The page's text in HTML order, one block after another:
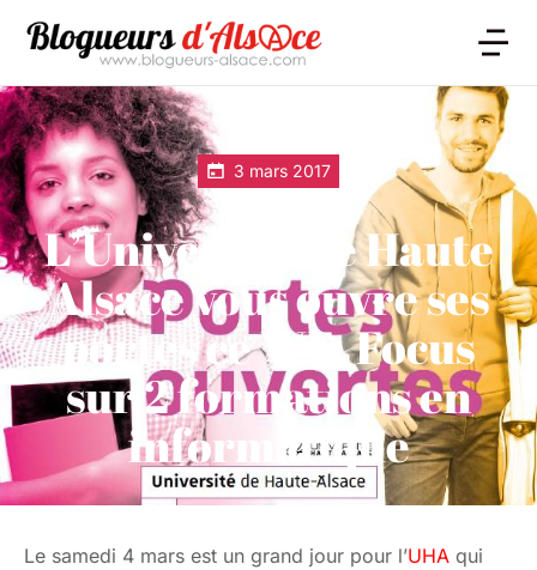
3 mars 2017
L’Université de Haute
Alsace vous ouvre ses
portes ce WE. Focus
sur 2 formations en
informatique
Le samedi 4 mars est un grand jour pour l’UHA qui